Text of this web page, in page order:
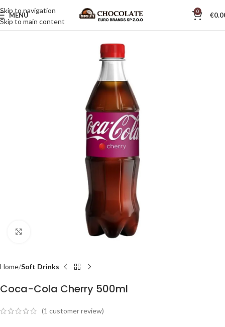
Skip to navigation
Skip to main content
MENU 0 €
Home Soft Drinks
Coca-Cola Cherry 500ml
(1 customer review)